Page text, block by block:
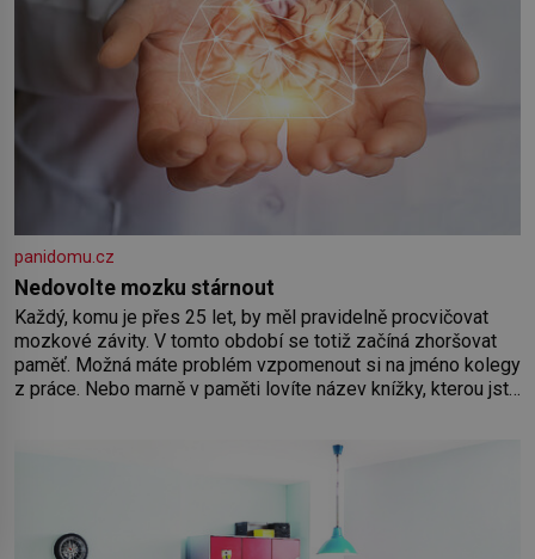
panidomu.cz
Nedovolte mozku stárnout
Každý, komu je přes 25 let, by měl pravidelně procvičovat
mozkové závity. V tomto období se totiž začíná zhoršovat
paměť. Možná máte problém vzpomenout si na jméno kolegy
z práce. Nebo marně v paměti lovíte název knížky, kterou jste